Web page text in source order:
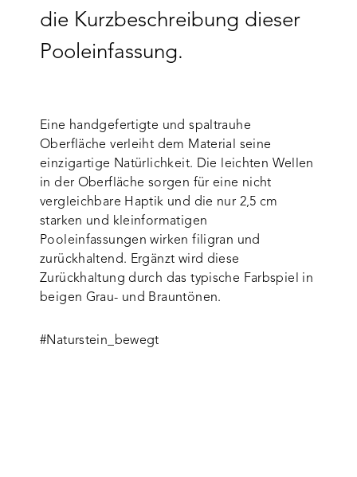
die Kurzbeschreibung dieser
Pooleinfassung.
Eine handgefertigte und spaltrauhe
Oberfläche verleiht dem Material seine
einzigartige Natürlichkeit. Die leichten Wellen
in der Oberfläche sorgen für eine nicht
vergleichbare Haptik und die nur 2,5 cm
starken und kleinformatigen
Pooleinfassungen wirken filigran und
zurückhaltend. Ergänzt wird diese
Zurückhaltung durch das typische Farbspiel in
beigen Grau- und Brauntönen.
#Naturstein_bewegt